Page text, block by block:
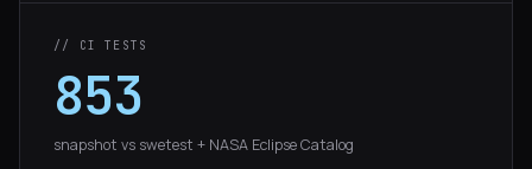
// CI TESTS
853
snapshot vs swetest + NASA Eclipse Catalog